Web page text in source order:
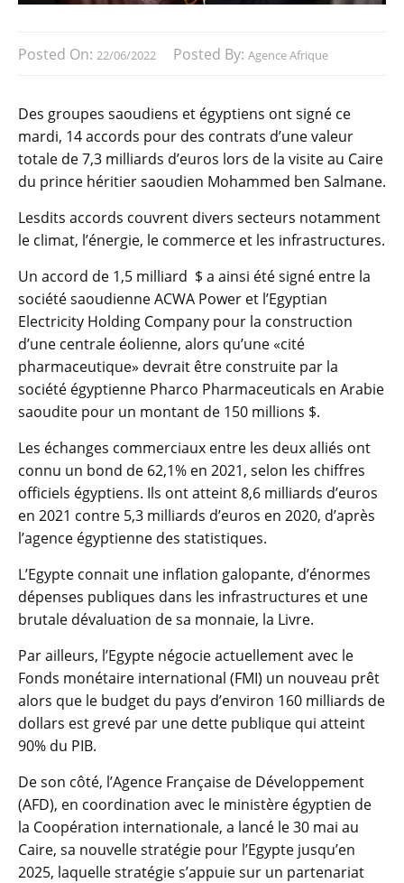
Posted On: 22/06/2022 Posted By: Agence Afrique
Des groupes saoudiens et égyptiens ont signé ce
mardi, 14 accords pour des contrats d’une valeur
totale de 7,3 milliards d’euros lors de la visite au Caire
du prince héritier saoudien Mohammed ben Salmane.
Lesdits accords couvrent divers secteurs notamment
le climat, l’énergie, le commerce et les infrastructures.
Un accord de 1,5 milliard $ a ainsi été signé entre la
société saoudienne ACWA Power et l’Egyptian
Electricity Holding Company pour la construction
d’une centrale éolienne, alors qu’une «cité
pharmaceutique» devrait être construite par la
société égyptienne Pharco Pharmaceuticals en Arabie
saoudite pour un montant de 150 millions $.
Les échanges commerciaux entre les deux alliés ont
connu un bond de 62,1% en 2021, selon les chiffres
officiels égyptiens. Ils ont atteint 8,6 milliards d’euros
en 2021 contre 5,3 milliards d’euros en 2020, d’après
l’agence égyptienne des statistiques.
L’Egypte connait une inflation galopante, d’énormes
dépenses publiques dans les infrastructures et une
brutale dévaluation de sa monnaie, la Livre.
Par ailleurs, l’Egypte négocie actuellement avec le
Fonds monétaire international (FMI) un nouveau prêt
alors que le budget du pays d’environ 160 milliards de
dollars est grevé par une dette publique qui atteint
90% du PIB.
De son côté, l’Agence Française de Développement
(AFD), en coordination avec le ministère égyptien de
la Coopération internationale, a lancé le 30 mai au
Caire, sa nouvelle stratégie pour l’Egypte jusqu’en
2025, laquelle stratégie s’appuie sur un partenariat